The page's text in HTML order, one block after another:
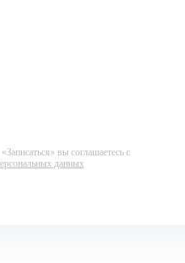
вы соглашаетесь с
данных